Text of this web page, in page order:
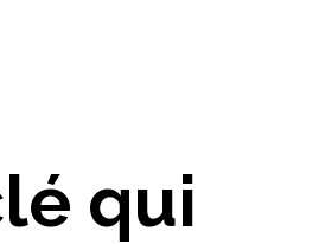
qui